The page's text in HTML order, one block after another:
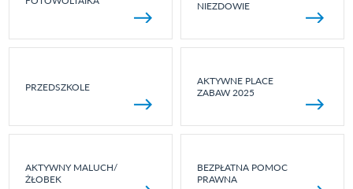
NIEZDOWIE
PRZEDSZKOLE
AKTYWNE PLACE
ZABAW 2025
AKTYWNY MALUCH/
ŻŁOBEK
BEZPŁATNA POMOC
PRAWNA